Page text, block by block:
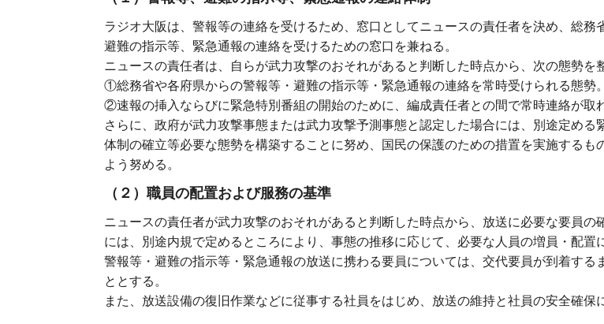
ラジオ大阪は、警報等の連絡を受けるため、窓口としてニュースの責任者を決め、総
避難の指示等、緊急通報の連絡を受けるための窓口を兼ねる。
ニュースの責任者は、自らが武力攻撃のおそれがあると判断した時点から、次の態勢を
①総務省や各府県からの警報等・避難の指示等・緊急通報の連絡を常時受けられる態勢。
②速報の挿入ならびに緊急特別番組の開始のために、編成責任者との間で常時連絡が取
さらに、政府が武力攻撃事態または武力攻撃予測事態と認定した場合には、別途定め
体制の確立等必要な態勢を構築することに努め、国民の保護のための措置を実施する
よう努める。
（２）職員の配置および服務の基準
ニュースの責任者が武力攻撃のおそれがあると判断した時点から、放送に必要な要員
には、別途内規で定めるところにより、事態の推移に応じて、必要な人員の増員・配置
警報等・避難の指示等・緊急通報の放送に携わる要員については、交代要員が到着す
ととする。
また、放送設備の復旧作業などに従事する社員をはじめ、放送の維持と社員の安全確保